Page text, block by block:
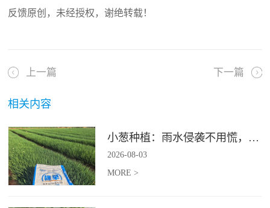
反馈原创，未经授权，谢绝转载！
上一篇 下一篇
相关内容
小葱种植：雨水侵袭不用慌，四招稳住小葱产量
2026-08-03
MORE >